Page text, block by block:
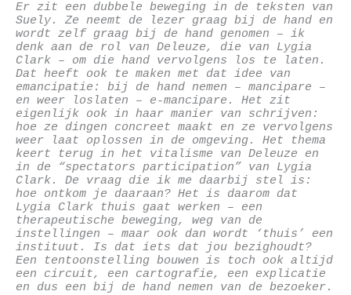
Er zit een dubbele beweging in de teksten van
Suely. Ze neemt de lezer graag bij de hand en
wordt zelf graag bij de hand genomen – ik
denk aan de rol van Deleuze, die van Lygia
Clark – om die hand vervolgens los te laten.
Dat heeft ook te maken met dat idee van
emancipatie: bij de hand nemen – mancipare –
en weer loslaten – e-mancipare. Het zit
eigenlijk ook in haar manier van schrijven:
hoe ze dingen concreet maakt en ze vervolgens
weer laat oplossen in de omgeving. Het thema
keert terug in het vitalisme van Deleuze en
in de “spectators participation” van Lygia
Clark. De vraag die ik me daarbij stel is:
hoe ontkom je daaraan? Het is daarom dat
Lygia Clark thuis gaat werken – een
therapeutische beweging, weg van de
instellingen – maar ook dan wordt ‘thuis’ een
instituut. Is dat iets dat jou bezighoudt?
Een tentoonstelling bouwen is toch ook altijd
een circuit, een cartografie, een explicatie
en dus een bij de hand nemen van de bezoeker.